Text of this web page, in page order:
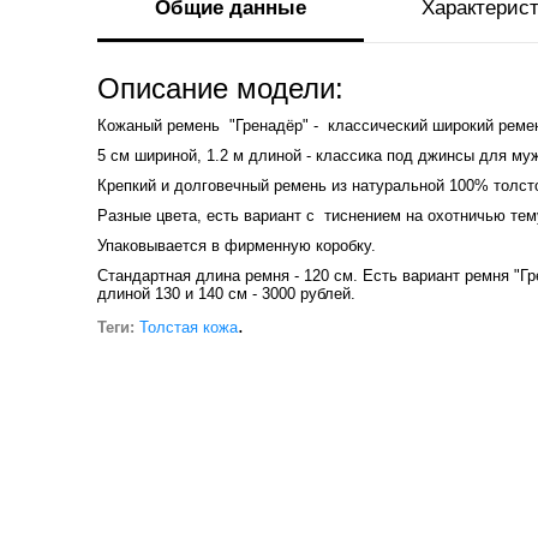
Общие данные
Описание модели:
Кожаный ремень "Гренадёр" - классический широкий
5 см шириной, 1.2 м длиной - классика под джинсы для
Крепкий и долговечный ремень из натуральной 100%
Разные цвета, есть вариант с тиснением на охотничью
Упаковывается в фирменную коробку.
Стандартная длина ремня - 120 см. Есть вариант ремня
длиной 130 и 140 см - 3000 рублей.
Теги: Толстая кожа.